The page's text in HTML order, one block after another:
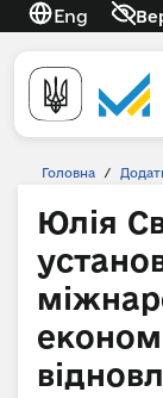
Eng
Головна /
Юлія